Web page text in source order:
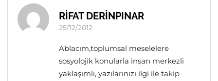
RİFAT DERİNPINAR
25/12/2012
Ablacım,toplumsal meselelere
sosyolojik konularla insan merkezli
yaklaşımlı, yazılarınızı ilgi ile takip